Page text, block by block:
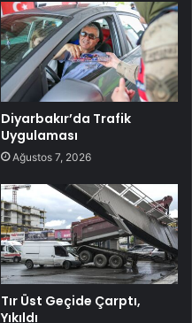
Diyarbakır’da Trafik
Uygulaması
Ağustos 7, 2026
Tır Üst Geçide Çarptı,
Yıkıldı